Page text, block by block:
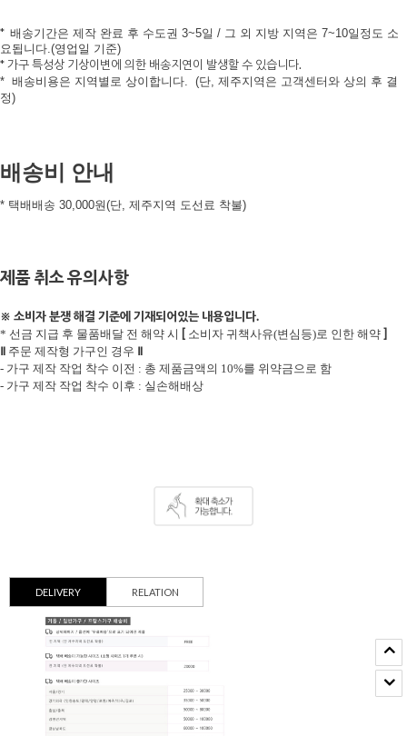
* 배송기간은 제작 완료 후 수도권 3~5일 / 그 외 지방 지역은 7~10일정도 소
요됩니다.(영업일 기준)
* 가구 특성상 기상이변에 의한 배송지연이 발생할 수 있습니다.
* 배송비용은 지역별로 상이합니다.
(단, 제주지역은 고객센터와 상의 후 결
정)
배송비 안내
* 택배배송 30,000원(단, 제주지역 도선료 착불)
제품 취소 유의사항
※ 소비자 분쟁 해결 기준에 기재되어있는 내용입니다.
* 선금 지급 후 물품배달 전 해약 시 [ 소비자 귀책사유(변심등)로 인한 해약 ]
Ⅱ 주문 제작형 가구인 경우 Ⅱ
- 가구 제작 작업 착수 이전 : 총 제품금액의 10%를 위약금으로 함
- 가구 제작 작업 착수 이후 : 실손해배상
DELIVERY RELATION